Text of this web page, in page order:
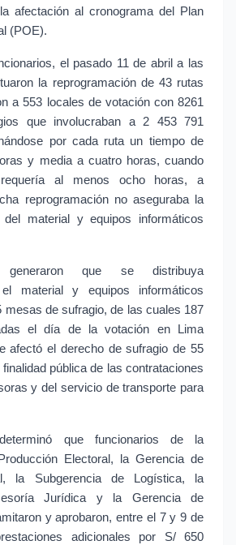
afectación al cronograma del Plan
(POE).
el pasado 11 de abril a las
la reprogramación de 43 rutas
a 553 locales de votación con 8261
que involucraban a 2 453 791
por cada ruta un tiempo de
y media a cuatro horas, cuando
al menos ocho horas, a
reprogramación no aseguraba la
del material y equipos informáticos
generaron que se distribuya
el material y equipos informáticos
mesas de sufragio, de las cuales 187
el día de la votación en Lima
afectó el derecho de sufragio de 55
pública de las contrataciones
y del servicio de transporte para
que funcionarios de la
Electoral, la Gerencia de
la Subgerencia de Logística, la
Jurídica y la Gerencia de
y aprobaron, entre el 7 y 9 de
adicionales por S/ 650